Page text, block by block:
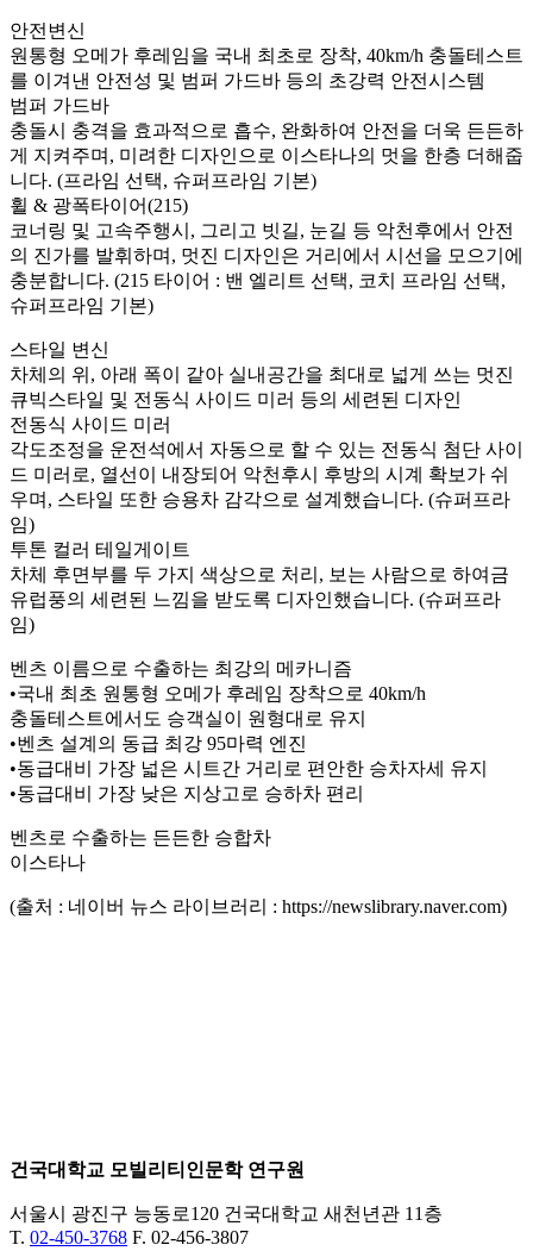
안전변신
원통형 오메가 후레임을 국내 최초로 장착, 40km/h 충돌테스트
를 이겨낸 안전성 및 범퍼 가드바 등의 초강력 안전시스템
범퍼 가드바
충돌시 충격을 효과적으로 흡수, 완화하여 안전을 더욱 든든하
게 지켜주며, 미려한 디자인으로 이스타나의 멋을 한층 더해줍
니다. (프라임 선택, 슈퍼프라임 기본)
휠 & 광폭타이어(215)
코너링 및 고속주행시, 그리고 빗길, 눈길 등 악천후에서 안전
의 진가를 발휘하며, 멋진 디자인은 거리에서 시선을 모으기에
충분합니다. (215 타이어 : 밴 엘리트 선택, 코치 프라임 선택,
슈퍼프라임 기본)
스타일 변신
차체의 위, 아래 폭이 같아 실내공간을 최대로 넓게 쓰는 멋진
큐빅스타일 및 전동식 사이드 미러 등의 세련된 디자인
전동식 사이드 미러
각도조정을 운전석에서 자동으로 할 수 있는 전동식 첨단 사이
드 미러로, 열선이 내장되어 악천후시 후방의 시계 확보가 쉬
우며, 스타일 또한 승용차 감각으로 설계했습니다. (슈퍼프라
임)
투톤 컬러 테일게이트
차체 후면부를 두 가지 색상으로 처리, 보는 사람으로 하여금
유럽풍의 세련된 느낌을 받도록 디자인했습니다. (슈퍼프라
임)
벤츠 이름으로 수출하는 최강의 메카니즘
•국내 최초 원통형 오메가 후레임 장착으로 40km/h
충돌테스트에서도 승객실이 원형대로 유지
•벤츠 설계의 동급 최강 95마력 엔진
•동급대비 가장 넓은 시트간 거리로 편안한 승차자세 유지
•동급대비 가장 낮은 지상고로 승하차 편리
벤츠로 수출하는 든든한 승합차
이스타나
(출처 : 네이버 뉴스 라이브러리 : https://newslibrary.naver.com)
건국대학교 모빌리티인문학 연구원
서울시 광진구 능동로120 건국대학교 새천년관 11층
T. 02-450-3768 F. 02-456-3807